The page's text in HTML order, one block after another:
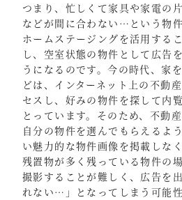
つまり、忙しくて家具や家電の
などが間に合わない…という物
ホームステージングを活用する
し、空室状態の物件として広告
うになるのです。今の時代、家
どは、インターネット上の不動
セスし、好みの物件を探して内
とっています。そのため、不動
自分の物件を選んでもらえるよ
い魅力的な物件画像を掲載しな
残置物が多く残っている物件の
撮影することが難しく、広告を
れない…」となってしまう可能性